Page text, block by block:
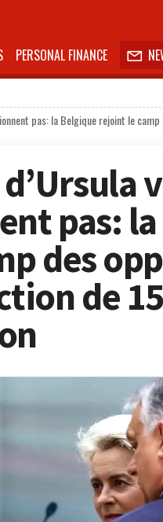
PERSONAL FINANCE 
pas: la Belgique rejoint le
pas:
des
de